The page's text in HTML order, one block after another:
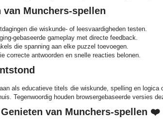
van Munchers-spellen
die wiskunde- of leesvaardigheden testen.
gebaseerde gameplay met directe feedback.
die spanning aan elke puzzel toevoegen.
correcte antwoorden en snelle reacties belonen.
als educatieve titels die wiskunde, spelling en
Tegenwoordig houden browsergebaseerde versies
van Munchers-spellen ❤️